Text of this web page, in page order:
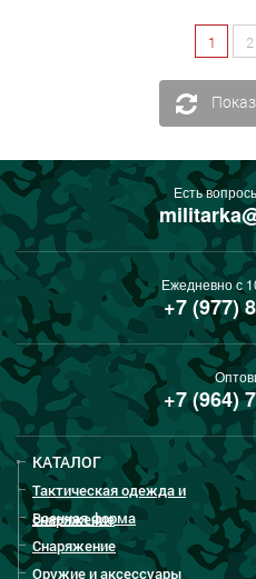
1 2
Есть
Ежедневно с
+7 (977)
+7 (964)
КАТАЛОГ
Тактическая одежда и
снаряжение
Военная форма
Снаряжение
Оружие и аксессуары